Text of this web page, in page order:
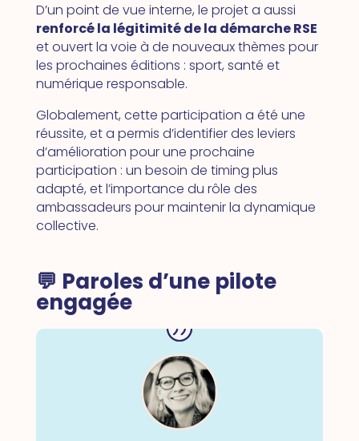
D’un point de vue interne, le projet a aussi
renforcé la légitimité de la démarche RSE
et ouvert la voie à de nouveaux thèmes pour
les prochaines éditions : sport, santé et
numérique responsable.
Globalement, cette participation a été une
réussite, et a permis d’identifier des leviers
d’amélioration pour une prochaine
participation : un besoin de timing plus
adapté, et l’importance du rôle des
ambassadeurs pour maintenir la dynamique
collective.
💬 Paroles d’une pilote
engagée